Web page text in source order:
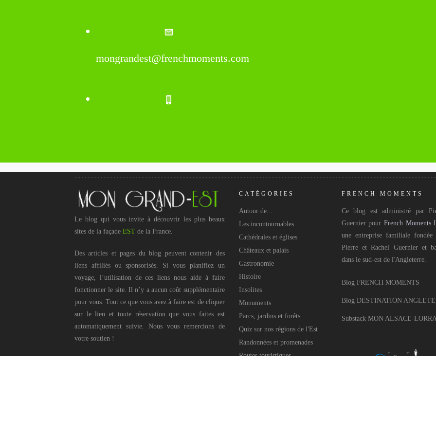
mongrandest@frenchmoments.com
Le blog qui vous invite à découvrir les plus beaux
sites de la façade EST de la France.
Des articles et pages du blog peuvent contenir des
liens affiliés ou sponsorisés. Si vous planifiez un
voyage, l’utilisation de ces liens nous aide à faire
fonctionner le site. Il n’y a aucun coût supplémentaire
pour vous. Tout ce que vous avez à faire est de cliquer
sur le lien et toute réservation que vous faites est
automatiquement suivie. Nous vous remercions de
votre soutien !
CATÉGORIES
Autour de...
Les incontournables
Cathédrales et églises
Châteaux et palais
Gastronomie
Histoire
Insolites
Monuments
Parcs, jardins et forêts
Quiz sur nos régions de l'Est
Randonnées et promenades
Routes touristiques
FRENCH MOMENTS
Ce blog est administré par
Guernier pour French Moments
une entreprise familiale fondée
Pierre et Rachel Guernier et
dans le sud-est de l'Angleterre.
Blog FRENCH MOMENTS
Blog DESTINATION
Substack MON ALSACE-